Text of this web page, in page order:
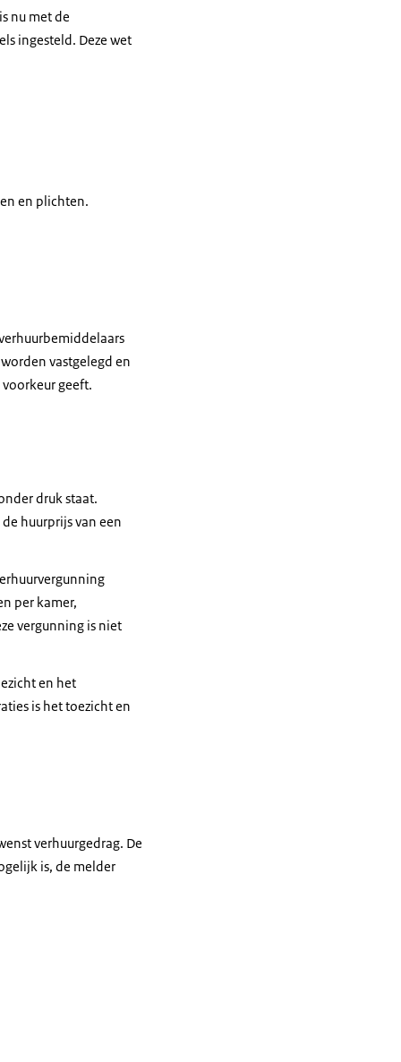
nu met de
ingesteld. Deze wet
en plichten.
vastgelegd en
geeft.
druk staat.
huurprijs van een
per kamer,
vergunning is niet
en het
is het toezicht en
verhuurgedrag. De
is, de melder